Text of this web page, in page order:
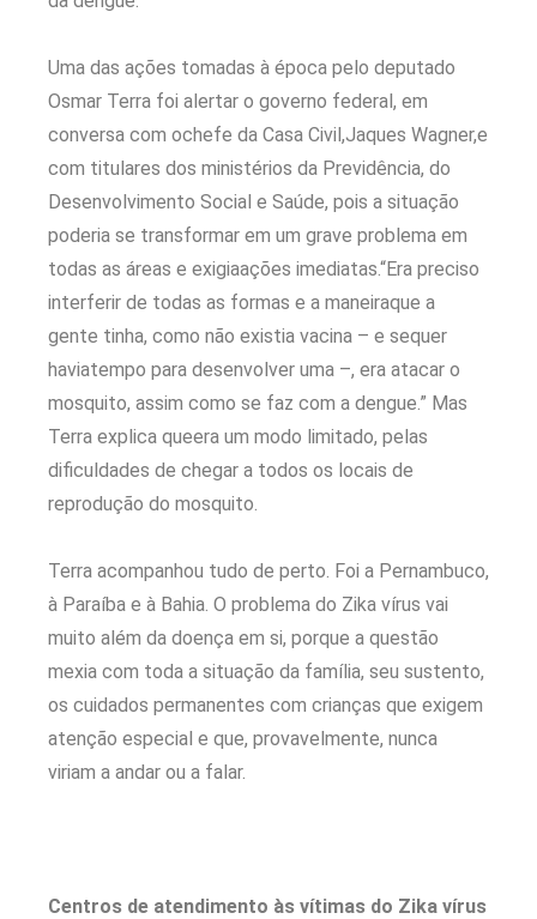
Uma das ações tomadas à época pelo deputado
Osmar Terra foi alertar o governo federal, em
conversa com ochefe da Casa Civil,Jaques Wagner,e
com titulares dos ministérios da Previdência, do
Desenvolvimento Social e Saúde, pois a situação
poderia se transformar em um grave problema em
todas as áreas e exigiaações imediatas.“Era preciso
interferir de todas as formas e a maneiraque a
gente tinha, como não existia vacina – e sequer
haviatempo para desenvolver uma –, era atacar o
mosquito, assim como se faz com a dengue.” Mas
Terra explica queera um modo limitado, pelas
dificuldades de chegar a todos os locais de
reprodução do mosquito.
Terra acompanhou tudo de perto. Foi a Pernambuco,
à Paraíba e à Bahia. O problema do Zika vírus vai
muito além da doença em si, porque a questão
mexia com toda a situação da família, seu sustento,
os cuidados permanentes com crianças que exigem
atenção especial e que, provavelmente, nunca
viriam a andar ou a falar.
Centros de atendimento às vítimas do Zika vírus